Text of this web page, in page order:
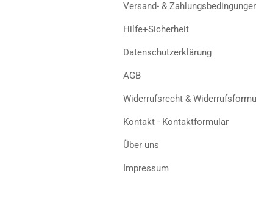
Versand- &
Hilfe+Sicherheit
Datenschutzerklärung
AGB
Widerrufsrecht &
Kontakt - Kontaktformular
Über uns
Impressum